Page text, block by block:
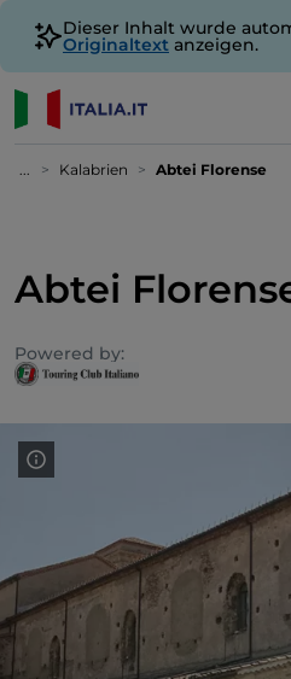
Dieser Inhalt wurde
Originaltext anzeigen.
... Kalabrien Abtei Florense
Abtei
Powered by: